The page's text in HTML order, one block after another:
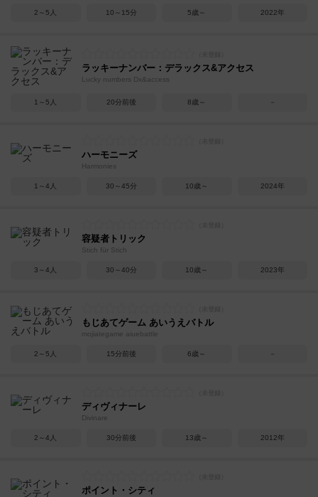
2～5人 10～15分 5歳～ 2022年
ラッキーナンバー：デラックス&アクセス
Lucky numbers Dx&access
1～5人 20分前後 8歳～ －
ハーモニーズ
Harmonies
1～4人 30～45分 10歳～ 2024年
容疑者トリック
Stich für Stich
3～4人 30～40分 10歳～ 2023年
もじあてゲーム あいうえバトル
mojiategame aiuebattle
2～5人 15分前後 6歳～ －
ディヴィナーレ
Divinare
2～4人 30分前後 13歳～ 2012年
ポイント・シティ